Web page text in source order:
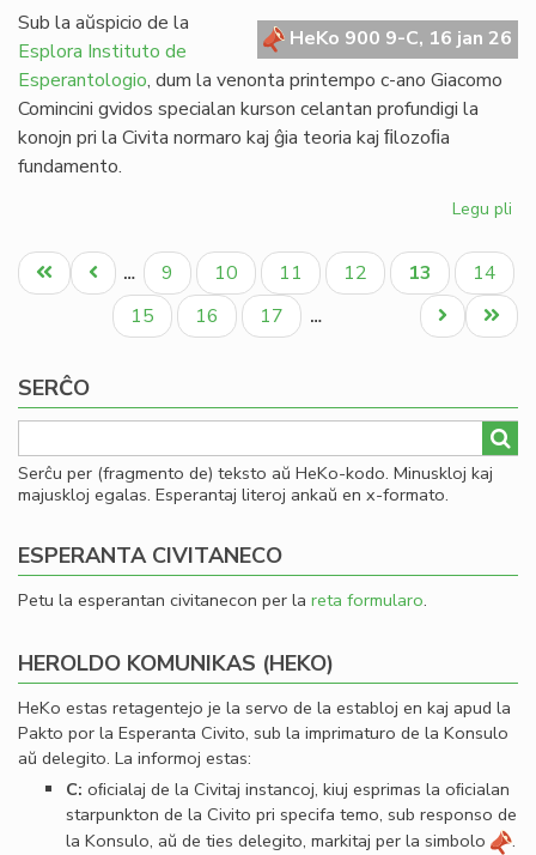
HeKo 900 9-C, 16 jan 26
Sub la aŭspicio de la
Esplora Instituto de
Esperantologio, dum la venonta printempo c-ano Giacomo
Comincini gvidos specialan kurson celantan profundigi la
konojn pri la Civita normaro kaj ĝia teoria kaj ﬁlozoﬁa
fundamento.
Legu pli
pri
la
Pagination
Unua
paĝo
Antaŭa
paĝo
… Paĝo
9 Paĝo
10 Paĝo
11 Paĝo
12
Aktuala
paĝo
13 Paĝo
14
Paĝo
15 Paĝo
16 Paĝo
17 …
Last
page
Next
page
SERĈO
Serĉu per (fragmento de) teksto aŭ HeKo-kodo. Minuskloj kaj
majuskloj egalas. Esperantaj literoj ankaŭ en x-formato.
ESPERANTA CIVITANECO
Petu la esperantan civitanecon per la reta formularo.
HEROLDO KOMUNIKAS (HEKO)
HeKo estas retagentejo je la servo de la establoj en kaj apud la
Pakto por la Esperanta Civito, sub la imprimaturo de la Konsulo
aŭ delegito. La informoj estas:
C: oﬁcialaj de la Civitaj instancoj, kiuj esprimas la oﬁcialan
starpunkton de la Civito pri specifa temo, sub responso de
la Konsulo, aŭ de ties delegito, markitaj per la simbolo
.